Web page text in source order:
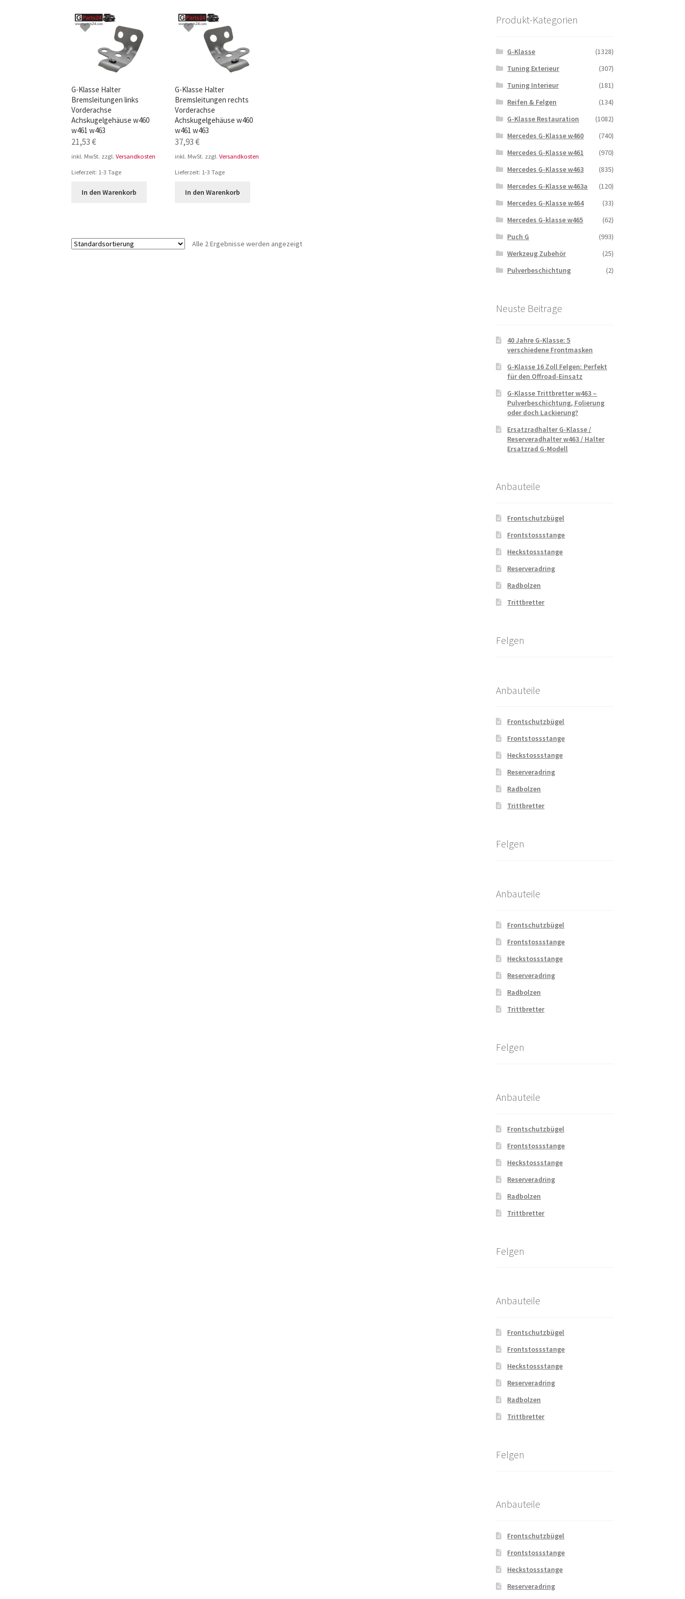
TOP-Seller: G-Klasse Trittbretter schwarz für den w463
Impressum
G-Klasse Halter
Bremsleitungen links
Vorderachse
Achskugelgehäuse w460
w461 w463
21,53€
inkl. MwSt. zzgl.Versandkosten
Lieferzeit: 1-3 Tage
In den Warenkorb
G-Klasse Halter
Bremsleitungen rechts
Vorderachse
Achskugelgehäuse w460
w461 w463
37,93€
inkl. MwSt. zzgl.Versandkosten
Lieferzeit: 1-3 Tage
In den Warenkorb
Alle 2 Ergebnisse werden angezeigt
Produkt-Kategorien
G-Klasse
(1328)
Tuning Exterieur
(307)
Tuning Interieur
(181)
Reifen & Felgen
(134)
G-Klasse Restauration
(1082)
Mercedes G-Klasse w460
(740)
Mercedes G-Klasse w461
(970)
Mercedes G-Klasse w463
(835)
Mercedes G-Klasse w463a
(120)
Mercedes G-Klasse w464
(33)
Mercedes G-klasse w465
(62)
Puch G
(993)
Werkzeug Zubehör
(25)
Pulverbeschichtung
(2)
Neuste Beitrage
40 Jahre G-Klasse: 5
verschiedene Frontmasken
G-Klasse 16 Zoll Felgen: Perfekt
für den Offroad-Einsatz
G-Klasse Trittbretter w463 –
Pulverbeschichtung, Folierung
oder doch Lackierung?
Ersatzradhalter G-Klasse /
Reserveradhalter w463 / Halter
Ersatzrad G-Modell
Anbauteile
Frontschutzbügel
Frontstossstange
Heckstossstange
Reserveradring
Radbolzen
Trittbretter
Felgen
Anbauteile
Frontschutzbügel
Frontstossstange
Heckstossstange
Reserveradring
Radbolzen
Trittbretter
Felgen
Anbauteile
Frontschutzbügel
Frontstossstange
Heckstossstange
Reserveradring
Radbolzen
Trittbretter
Felgen
Anbauteile
Frontschutzbügel
Frontstossstange
Heckstossstange
Reserveradring
Radbolzen
Trittbretter
Felgen
Anbauteile
Frontschutzbügel
Frontstossstange
Heckstossstange
Reserveradring
Radbolzen
Trittbretter
Felgen
Anbauteile
Frontschutzbügel
Frontstossstange
Heckstossstange
Reserveradring